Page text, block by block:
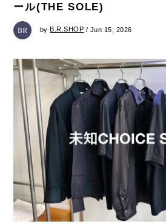
ール(THE SOLE)
by B.R.SHOP / Jun 15, 2026